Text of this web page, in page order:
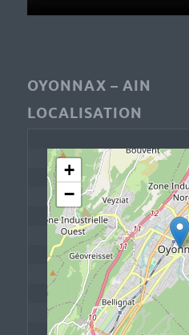
OYONNAX – AIN
LOCALISATION
+
−